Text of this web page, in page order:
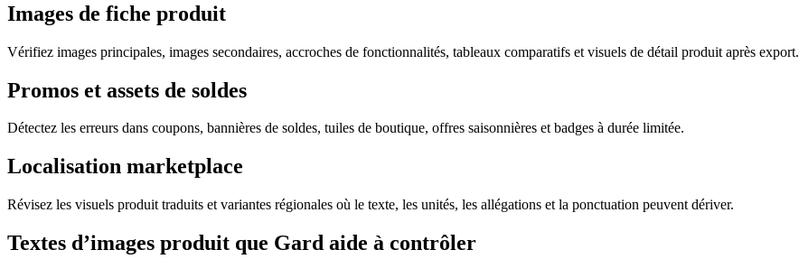
Images de fiche produit
Vérifiez images principales, images secondaires, accroches de fonctionnalités, tableaux comparatifs et visuels de détail produit après export.
Promos et assets de soldes
Détectez les erreurs dans coupons, bannières de soldes, tuiles de boutique, offres saisonnières et badges à durée limitée.
Localisation marketplace
Révisez les visuels produit traduits et variantes régionales où le texte, les unités, les allégations et la ponctuation peuvent dériver.
Textes d’images produit que Gard aide à contrôler